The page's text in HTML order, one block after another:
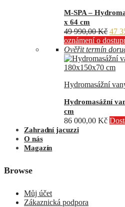
M-SPA –
x 64 cm
49 990,00Kč
cena
byla:
49
47
oznámení o
Ověřit termín
Hydromasážní
Hydromasážní
cm
86 000,00 Kč
Zahradní jacuzzi
O nás
Magazín
Browse
Můj účet
Zákaznická podpora